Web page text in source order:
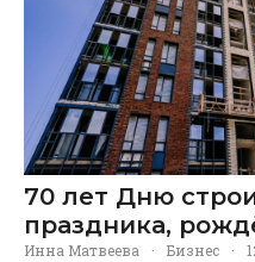
70 лет Дню
праздника,
Инна Матвеева · Бизнес ·